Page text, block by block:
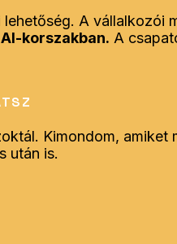
A vállalkozói
korszakban. A
Kimondom, amiket
után is.